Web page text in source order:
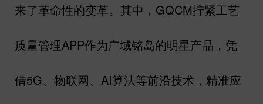
来了革命性的变革。其中， GQCM拧紧工艺
质量管理APP作为广域铭岛的明星产品，凭
借5G、物联网、 AI算法等前沿技术，精准应